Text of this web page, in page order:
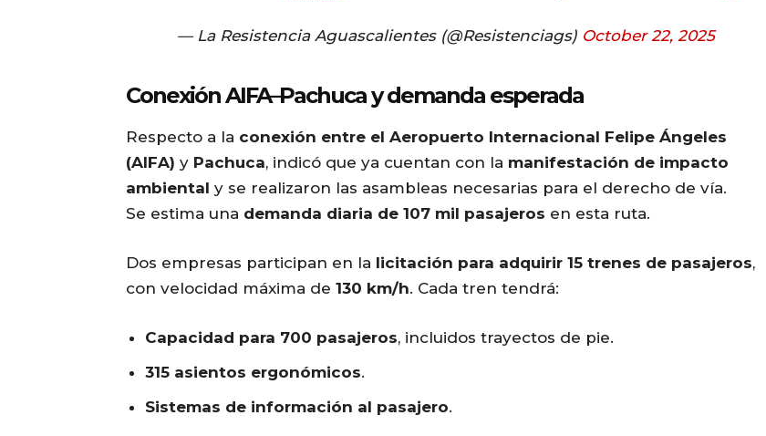
— La Resistencia Aguascalientes (@Resistenciags) October 22, 2025
Conexión AIFA–Pachuca y demanda esperada
Respecto a la conexión entre el Aeropuerto Internacional Felipe Ángeles
(AIFA) y Pachuca, indicó que ya cuentan con la manifestación de impacto
ambiental y se realizaron las asambleas necesarias para el derecho de vía.
Se estima una demanda diaria de 107 mil pasajeros en esta ruta.
Dos empresas participan en la licitación para adquirir 15 trenes de pasajeros,
con velocidad máxima de 130 km/h. Cada tren tendrá:
Capacidad para 700 pasajeros, incluidos trayectos de pie.
315 asientos ergonómicos.
Sistemas de información al pasajero.